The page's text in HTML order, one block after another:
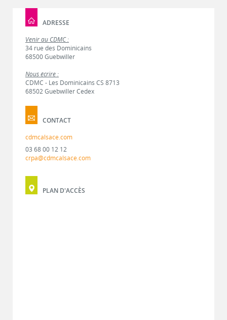
ADRESSE
Venir au CDMC :
34 rue des Dominicains
68500 Guebwiller
Nous écrire :
CDMC - Les Dominicains CS 8713
68502 Guebwiller Cedex
CONTACT
cdmcalsace.com
03 68 00 12 12
crpa@cdmcalsace.com
PLAN D'ACCÈS